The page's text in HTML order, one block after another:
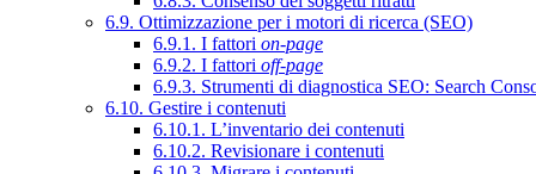
6.9. Ottimizzazione per i motori di ricerca (SEO)
6.9.1. I fattori on-page
6.9.2. I fattori off-page
6.9.3. Strumenti di diagnostica SEO: Search
6.10. Gestire i contenuti
6.10.1. L’inventario dei contenuti
6.10.2. Revisionare i contenuti